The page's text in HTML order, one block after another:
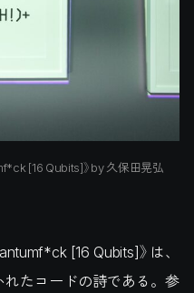
[16 Qubits]》by 久保田晃弘
[16 Qubits]》は、
たコードの詩である。参